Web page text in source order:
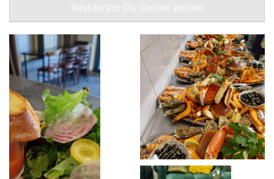
Restaurant Du Guillec entree